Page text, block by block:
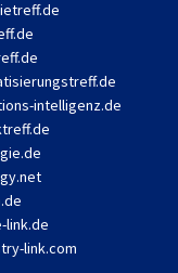
intelligenz.de
link.de
link.com